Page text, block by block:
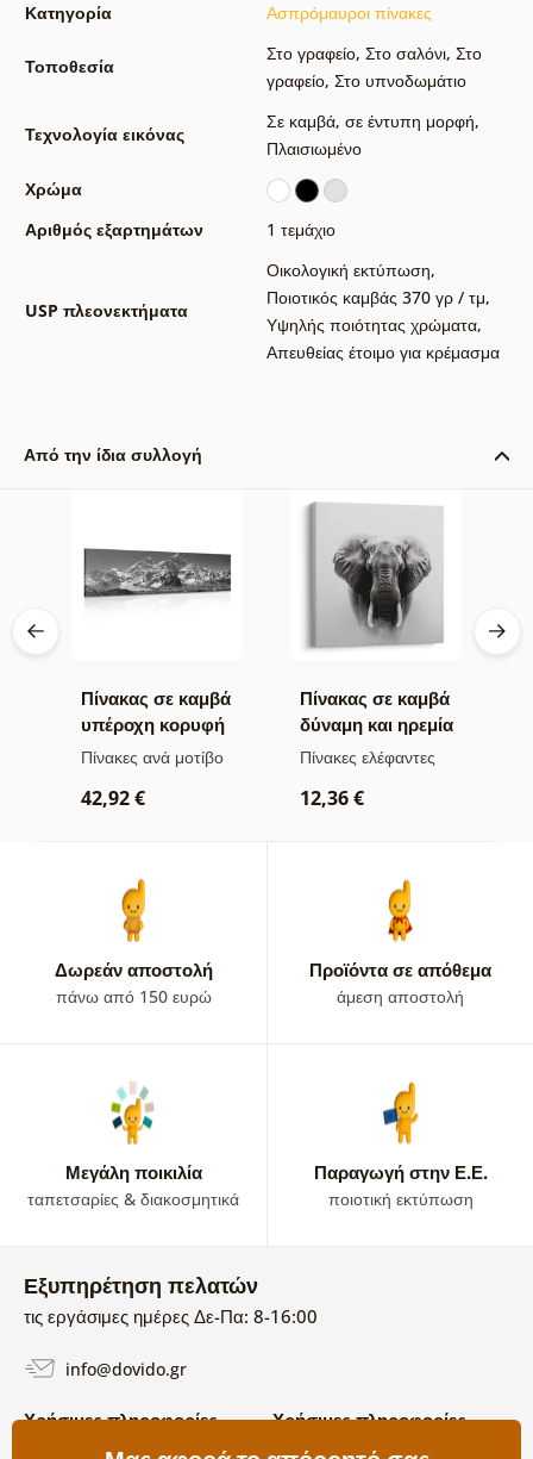
Κατηγορία Ασπρόμαυροι πίνακες
Τοποθεσία
Στο γραφείο, Στο σαλόνι, Στο
γραφείο, Στο υπνοδωμάτιο
Τεχνολογία εικόνας
Σε καμβά, σε έντυπη μορφή,
Πλαισιωμένο
Χρώμα
Αριθμός εξαρτημάτων
1 τεμάχιο
USP πλεονεκτήματα
Οικολογική εκτύπωση,
Ποιοτικός καμβάς 370 γρ / τμ,
Υψηλής ποιότητας χρώματα,
Απευθείας έτοιμο για κρέμασμα
Από την ίδια συλλογή
Πίνακας σε καμβά
υπέροχη κορυφή
βουνού σε
εκδοχή
Πίνακες ανά μοτίβο
42,92 €
Πίνακας σε καμβά
δύναμη και ηρεμία
του ελέφαντα
Πίνακες ελέφαντες
12,36 €
Δωρεάν αποστολή
πάνω από 150 ευρώ
Προϊόντα σε απόθεμα
άμεση αποστολή
Μεγάλη ποικιλία
ταπετσαρίες & διακοσμητικά
Παραγωγή στην Ε.Ε.
ποιοτική εκτύπωση
Εξυπηρέτηση πελατών
τις εργάσιμες ημέρες Δε-Πα: 8-16:00
info@dovido.gr
Χρήσιμες πληροφορίες Χρήσιμες πληροφορίες
Σχετικά με εμάς